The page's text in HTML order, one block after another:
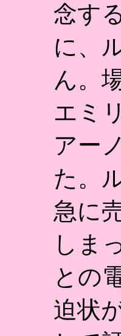
念す
に、
ん。
エミ
アー
た。
急に
しま
との
迫状